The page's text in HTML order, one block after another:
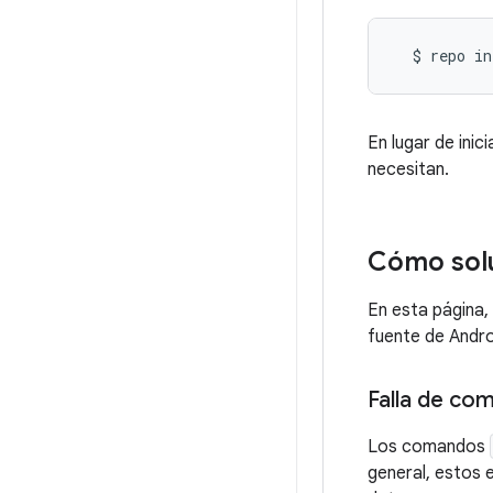
$ repo
En lugar de
necesitan.
Cómo
En esta
fuente de
Falla de
Los comandos
general, estos